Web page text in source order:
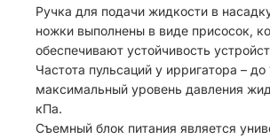
Ручка для подачи жидкости в
ножки выполнены в виде присосок,
обеспечивают устойчивость
Частота пульсаций у ирригатора –
максимальный уровень давления
кПа.
Съемный блок питания является